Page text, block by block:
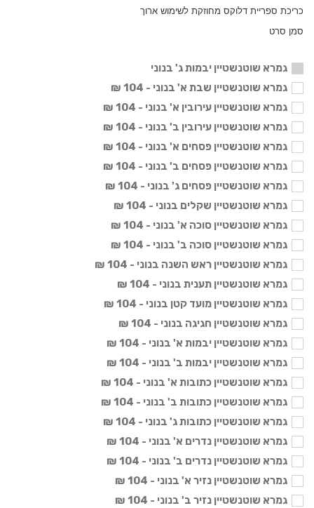
כריכת ספריית דלוקס מחוזקת לשימוש ארוך
סמן סרט
גמרא שוטנשטיין יבמות ג' בנוני
גמרא שוטנשטיין שבת א' בנוני - 104 ₪
גמרא שוטנשטיין עירובין א' בנוני - 104 ₪
גמרא שוטנשטיין עירובין ב' בנוני - 104 ₪
גמרא שוטנשטיין פסחים א' בנוני - 104 ₪
גמרא שוטנשטיין פסחים ב' בנוני - 104 ₪
גמרא שוטנשטיין פסחים ג' בנוני - 104 ₪
גמרא שוטנשטיין שקלים בנוני - 104 ₪
גמרא שוטנשטיין סוכה א' בנוני - 104 ₪
גמרא שוטנשטיין סוכה ב' בנוני - 104 ₪
גמרא שוטנשטיין ראש השנה בנוני - 104 ₪
גמרא שוטנשטיין תענית בנוני - 104 ₪
גמרא שוטנשטיין מועד קטן בנוני - 104 ₪
גמרא שוטנשטיין חגיגה בנוני - 104 ₪
גמרא שוטנשטיין יבמות א' בנוני - 104 ₪
גמרא שוטנשטיין יבמות ב' בנוני - 104 ₪
גמרא שוטנשטיין כתובות א' בנוני - 104 ₪
גמרא שוטנשטיין כתובות ב' בנוני - 104 ₪
גמרא שוטנשטיין כתובות ג' בנוני - 104 ₪
גמרא שוטנשטיין נדרים א' בנוני - 104 ₪
גמרא שוטנשטיין נדרים ב' בנוני - 104 ₪
גמרא שוטנשטיין נזיר א' בנוני - 104 ₪
גמרא שוטנשטיין נזיר ב' בנוני - 104 ₪